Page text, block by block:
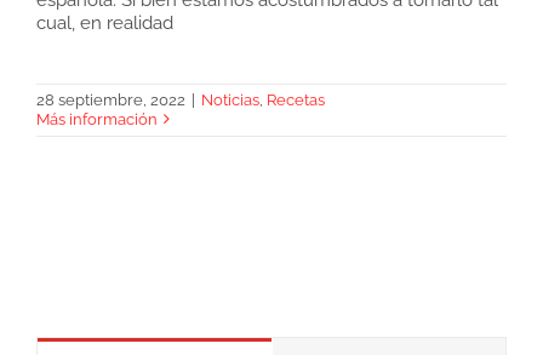
Crujiente de jamón hecho en casa
cual, en realidad
28 septiembre, 2022 Noticias Recetas
Más información